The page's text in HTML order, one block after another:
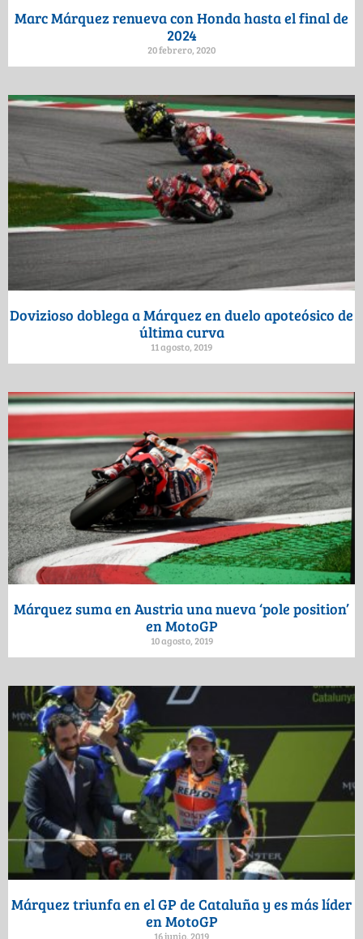
Marc Márquez renueva con Honda hasta el final de
2024
20 febrero, 2020
Dovizioso doblega a Márquez en duelo apoteósico de
última curva
11 agosto, 2019
Márquez suma en Austria una nueva ‘pole position’
en MotoGP
10 agosto, 2019
Márquez triunfa en el GP de Cataluña y es más líder
en MotoGP
16 junio, 2019